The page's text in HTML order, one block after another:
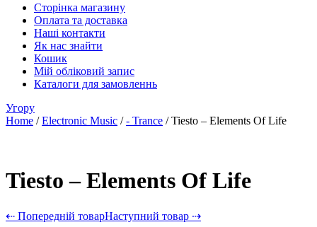
Сторінка магазину
Оплата та доставка
Наші контакти
Як нас знайти
Кошик
Мій обліковий запис
Каталоги для замовленнь
Угору
Home /Electronic Music /- Trance / Tiesto – Elements Of Life
Tiesto – Elements Of Life
⇠ Попередній товарНаступний товар ⇢